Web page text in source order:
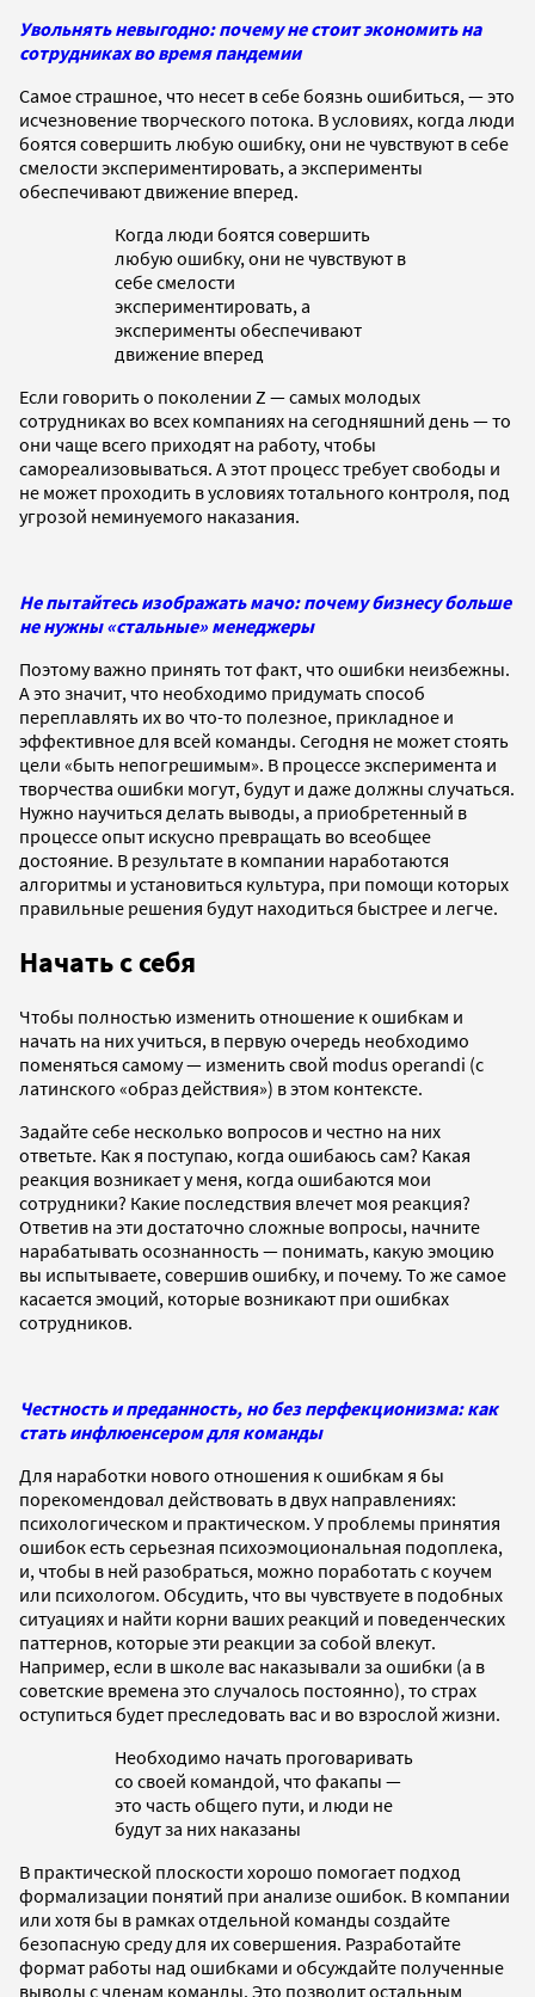
Увольнять невыгодно: почему не стоит экономить на
сотрудниках во время пандемии
Самое страшное, что несет в себе боязнь ошибиться, — это
исчезновение творческого потока. В условиях, когда люди
боятся совершить любую ошибку, они не чувствуют в себе
смелости экспериментировать, а эксперименты
обеспечивают движение вперед.
Когда люди боятся совершить
любую ошибку, они не чувствуют в
себе смелости
экспериментировать, а
эксперименты обеспечивают
движение вперед
Если говорить о поколении Z — самых молодых
сотрудниках во всех компаниях на сегодняшний день — то
они чаще всего приходят на работу, чтобы
самореализовываться. А этот процесс требует свободы и
не может проходить в условиях тотального контроля, под
угрозой неминуемого наказания.
Не пытайтесь изображать мачо: почему бизнесу больше
не нужны «стальные» менеджеры
Поэтому важно принять тот факт, что ошибки неизбежны.
А это значит, что необходимо придумать способ
переплавлять их во что-то полезное, прикладное и
эффективное для всей команды. Сегодня не может стоять
цели «быть непогрешимым». В процессе эксперимента и
творчества ошибки могут, будут и даже должны случаться.
Нужно научиться делать выводы, а приобретенный в
процессе опыт искусно превращать во всеобщее
достояние. В результате в компании наработаются
алгоритмы и установиться культура, при помощи которых
правильные решения будут находиться быстрее и легче.
Начать с себя
Чтобы полностью изменить отношение к ошибкам и
начать на них учиться, в первую очередь необходимо
поменяться самому — изменить свой modus operandi (с
латинского «образ действия») в этом контексте.
Задайте себе несколько вопросов и честно на них
ответьте. Как я поступаю, когда ошибаюсь сам? Какая
реакция возникает у меня, когда ошибаются мои
сотрудники? Какие последствия влечет моя реакция?
Ответив на эти достаточно сложные вопросы, начните
нарабатывать осознанность — понимать, какую эмоцию
вы испытываете, совершив ошибку, и почему. То же самое
касается эмоций, которые возникают при ошибках
сотрудников.
Честность и преданность, но без перфекционизма: как
стать инфлюенсером для команды
Для наработки нового отношения к ошибкам я бы
порекомендовал действовать в двух направлениях:
психологическом и практическом. У проблемы принятия
ошибок есть серьезная психоэмоциональная подоплека,
и, чтобы в ней разобраться, можно поработать с коучем
или психологом. Обсудить, что вы чувствуете в подобных
ситуациях и найти корни ваших реакций и поведенческих
паттернов, которые эти реакции за собой влекут.
Например,если в школе вас наказывали за ошибки (а в
советские времена это случалось постоянно), то страх
оступиться будет преследовать вас и во взрослой жизни.
Необходимо начать проговаривать
со своей командой, что факапы —
это часть общего пути, и люди не
будут за них наказаны
В практической плоскости хорошо помогает подход
формализации понятий при анализе ошибок. В компании
или хотя бы в рамках отдельной команды создайте
безопасную среду для их совершения. Разработайте
формат работы над ошибками и обсуждайте полученные
выводы с членам команды. Это позволит остальным